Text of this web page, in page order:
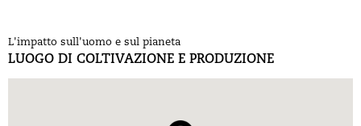
L'impatto sull'uomo e sul pianeta
LUOGO DI COLTIVAZIONE E PRODUZIONE